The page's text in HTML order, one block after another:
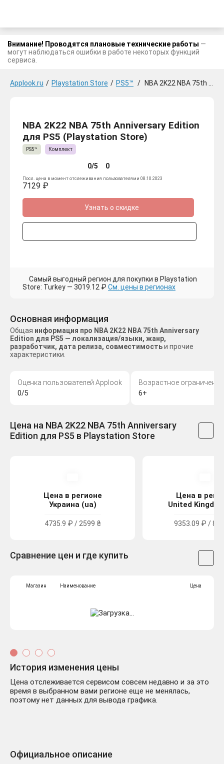
Внимание! Проводятся плановые технические работы —
могут наблюдаться ошибки в работе некоторых функций
сервиса.
Applook.ru / Playstation Store / PS5™ / NBA 2K22 NBA 75th Anniversary Edition для PS5
NBA 2K22 NBA 75th Anniversary Edition
для PS5 (Playstation Store)
PS5™ Комплект
0/5 0
Посл. цена в момент отслеживания пользователями 08.10.2023
7129 ₽
Узнать о скидке
Самый выгодный регион для покупки в Playstation
Store: Turkey — 3019.12 ₽ См. цены в регионах
Основная информация
Общая информация про NBA 2K22 NBA 75th Anniversary
Edition для PS5 — локализация/языки, жанр,
разработчик, дата релиза, совместимостьи прочие
характеристики.
Оценка пользователей Applook
0/5
Возрастное ограничение
6+
Цена на NBA 2K22 NBA 75th Anniversary
Edition для PS5 в Playstation Store
Цена в регионе
Украина (ua)
4735.9 ₽ / 2599 ₴
Цена в
United
9353.09 ₽ /
Сравнение цен и где купить
Магазин Наименование Цена
История изменения цены
Цена отслеживается сервисом совсем недавно и за это
время в выбранном вами регионе еще не менялась,
поэтому нет данных для вывода графика.
Официальное описание